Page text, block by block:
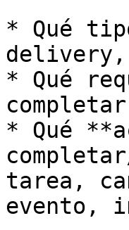
* Qué
* Qué
* Qué
tarea,
evento,